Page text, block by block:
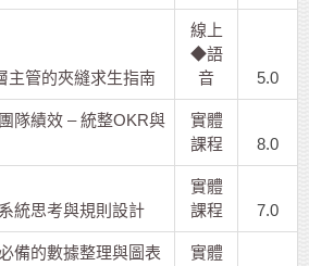
主管的夾縫求生指南
線上
◆語
音
5.0
隊績效 – 統整OKR與
實體
課程
8.0
統思考與規則設計
實體
課程
7.0
備的數據整理與圖表
實體